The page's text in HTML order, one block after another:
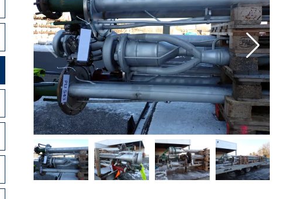
Dropdown
Dropdown
Dropdown
Dropdown
Dropdown